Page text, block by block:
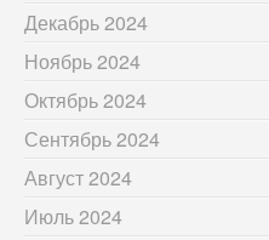
Декабрь 2024
Ноябрь 2024
Октябрь 2024
Сентябрь 2024
Август 2024
Июль 2024